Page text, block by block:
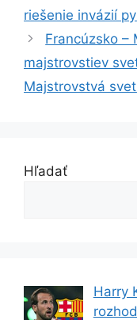
riešenie invázií
Francúzsko –
majstrovstiev
Majstrovstvá
Hľadať
Harry